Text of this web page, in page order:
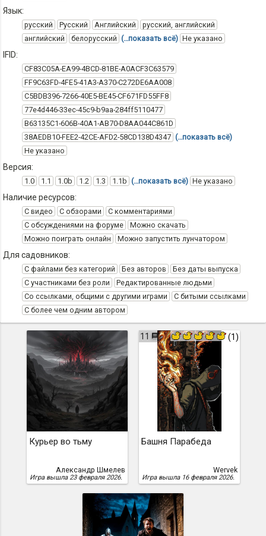
Язык:
русский Русский Английский
русский, английский
английский
белорусский (…показать всё) Не указано
IFID:
CF83C05A-EA99-4BCD-81BE-A0ACF3C63579
FF9C63FD-4FE5-41A3-A370-C272DE6AA008
C5BDB396-7266-40E5-BE45-CF671FD55FF8
77e4d446-33ec-45c9-b9aa-284ff5110477
B63135C1-606B-40A1-AB70-D8AA044C861D
38AEDB10-FEE2-42CE-AFD2-58CD138D4347 (…показать всё)
Не указано
Версия:
1.0 1.1 1.0b 1.2 1.3 1.1b (…показать всё) Не указано
Наличие ресурсов:
С видео С обзорами
С комментариями
С обсуждениями на форуме
Можно скачать
Можно поиграть онлайн
Можно запустить лунчатором
Для садовников:
С файлами без категорий Без авторов
Без даты выпуска
С участниками без роли
Редактированные людьми
Со ссылками, общими с другими играми
С битыми ссылками
С более чем одним автором
Курьер во тьму
Александр Шмелев
Игра вышла 23 февраля 2026.
11 (1)
Башня Парабеда
Wervek
Игра вышла 16 февраля 2026.